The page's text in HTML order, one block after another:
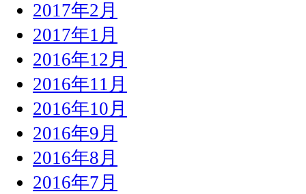
2017年2月
2017年1月
2016年12月
2016年11月
2016年10月
2016年9月
2016年8月
2016年7月